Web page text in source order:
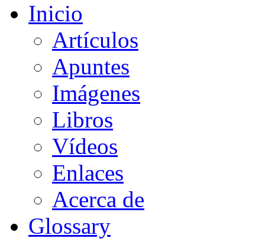
Inicio
Artículos
Apuntes
Imágenes
Libros
Vídeos
Enlaces
Acerca de
Glossary